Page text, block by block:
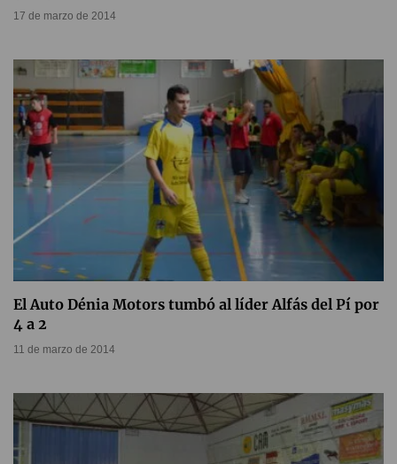
17 de marzo de 2014
El Auto Dénia Motors tumbó al líder Alfás del Pí por
4 a 2
11 de marzo de 2014